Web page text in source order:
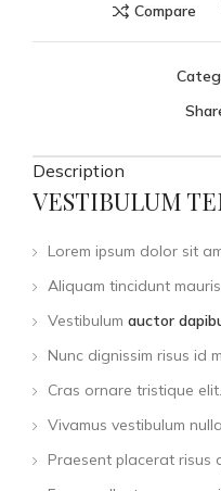
Compare
Description
VESTIBULUM
Lorem ipsum dolor sit
Aliquam tincidunt
Vestibulum auctor
Nunc dignissim risus id
Cras ornare tristique elit.
Vivamus vestibulum
Praesent placerat risus